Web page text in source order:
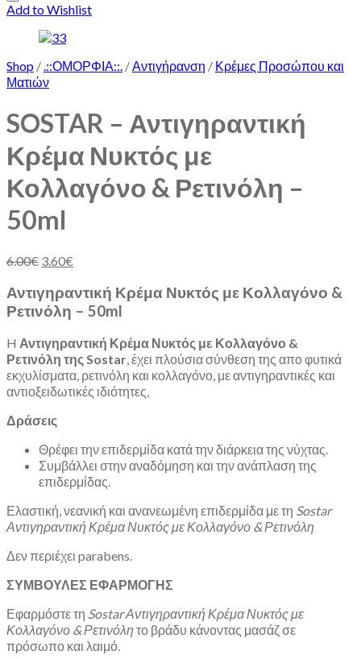
Add to Wishlist
Shop /.::ΟΜΟΡΦΙΑ::. /Αντιγήρανση / Κρέμες Προσώπου και
Ματιών
SOSTAR – Αντιγηραντική
Κρέμα Νυκτός με
Κολλαγόνο & Ρετινόλη –
50ml
6.00€ 3.60€
Αντιγηραντική Κρέμα Νυκτός με Κολλαγόνο &
Ρετινόλη – 50ml
H Αντιγηραντική Κρέμα Νυκτός με Κολλαγόνο &
Ρετινόλη της Sostar, έχει πλούσια σύνθεση της απο φυτικά
εκχυλίσματα, ρετινόλη και κολλαγόνο, με αντιγηραντικές και
αντιοξειδωτικές ιδιότητες,
Δράσεις
Θρέφει την επιδερμίδα κατά την διάρκεια της νύχτας.
Συμβάλλει στην αναδόμηση και την ανάπλαση της
επιδερμίδας.
Ελαστική, νεανική και ανανεωμένη επιδερμίδα με τη Sostar
Αντιγηραντική Κρέμα Νυκτός με Κολλαγόνο & Ρετινόλη
Δεν περιέχει parabens.
ΣΥΜΒΟΥΛΕΣ ΕΦΑΡΜΟΓΗΣ
Εφαρμόστε τη Sostar Αντιγηραντική Κρέμα Νυκτός με
Κολλαγόνο & Ρετινόλη το βράδυ κάνοντας μασάζ σε
πρόσωπο και λαιμό.